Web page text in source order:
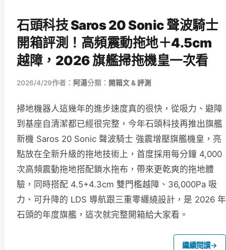
石頭科技 Saros 20 Sonic 聲波騎士
開箱評測！高頻震動拖地＋4.5cm
越障，2026 旗艦掃拖機皇一次看
2026/4/29作者： 阿湯分類： 開箱文 & 評測
掃地機器人這幾年的進步速度真的很快，從吸力、避障
到基座自清潔都已經很完整，今年石頭科技再推出旗艦
新機 Saros 20 Sonic 聲波騎士 強震增壓旗艦機皇，亮
點放在全新升級的拖地技術上，首度採用每分鐘 4,000
次高頻震動拖地搭配鎖水拖布，帶來更乾爽的拖地體
驗，同時搭配 4.5+4.3cm 雙門檻越障、36,000Pa 吸
力、可升降的 LDS 導航跟三重零纏繞設計，是 2026 年
石頭的年度旗艦，這次就完整開箱給大家看。
繼續閱讀→